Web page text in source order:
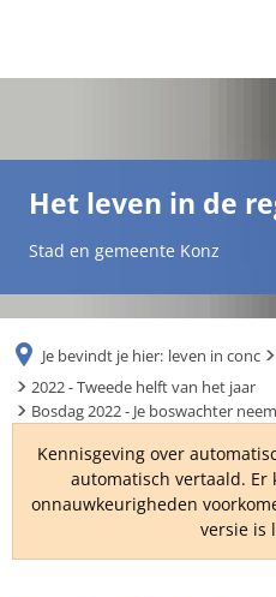
Het leven in de
Stad en gemeente Konz
Je bevindt je hier: leven in conc
2022 - Tweede helft van het jaar
Bosdag 2022 - Je boswachter
Kennisgeving over
automatisch vertaald.
onnauwkeurigheden
versie is